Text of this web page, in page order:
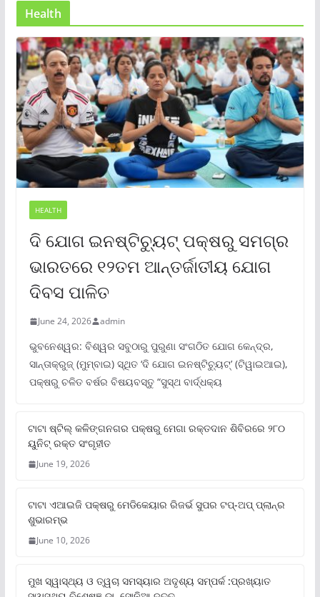
Health
HEALTH
ଦି ଯୋଗ ଇନଷ୍ଟିଚ୍ୟୁଟ୍ ପକ୍ଷରୁ ସମଗ୍ର
ଭାରତରେ ୧୨ତମ ଆନ୍ତର୍ଜାତୀୟ ଯୋଗ
ଦିବସ ପାଳିତ
June 24, 2026 admin
ଭୁବନେଶ୍ୱର: ବିଶ୍ୱର ସବୁଠାରୁ ପୁରୁଣା ସଂଗଠିତ ଯୋଗ କେନ୍ଦ୍ର,
ସାନ୍ତାକ୍ରୁଜ୍ (ମୁମ୍ବାଇ) ସ୍ଥିତ ‘ଦି ଯୋଗ ଇନଷ୍ଟିଚ୍ୟୁଟ୍‌’ (ଟିୱାଇଆଇ),
ପକ୍ଷରୁ ଚଳିତ ବର୍ଷର ବିଷୟବସ୍ତୁ “ସୁସ୍ଥ ବାର୍ଦ୍ଧକ୍ୟ
ଟାଟା ଷ୍ଟିଲ୍‌ କଳିଙ୍ଗନଗର ପକ୍ଷରୁ ମେଗା ରକ୍ତଦାନ ଶିବିରରେ ୨୮୦
ୟୁନିଟ୍‌ ରକ୍ତ ସଂଗୃହୀତ
June 19, 2026
ଟାଟା ଏଆଇଜି ପକ୍ଷରୁ ମେଡିକେୟାର ରିଜର୍ଭ ସୁପର ଟପ୍‌-ଅପ୍ ପ୍ଲାନ୍‌ର
ଶୁଭାରମ୍ଭ
June 10, 2026
ମୁଖ ସ୍ୱାସ୍ଥ୍ୟ ଓ ତ୍ୱଚା ସମସ୍ୟାର ଅଦୃଶ୍ୟ ସମ୍ପର୍କ :ପ୍ରଖ୍ୟାତ